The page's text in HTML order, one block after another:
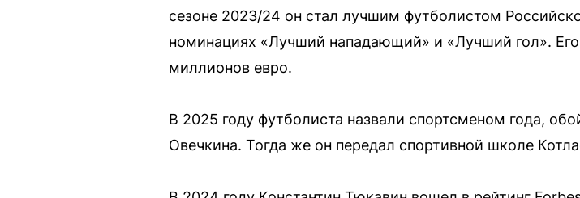
сезоне 2023/24 он стал лучшим футболистом
номинациях «Лучший нападающий» и «Лучший гол».
миллионов евро.
В 2025 году футболиста назвали спортсменом года,
Овечкина. Тогда же он передал спортивной школе